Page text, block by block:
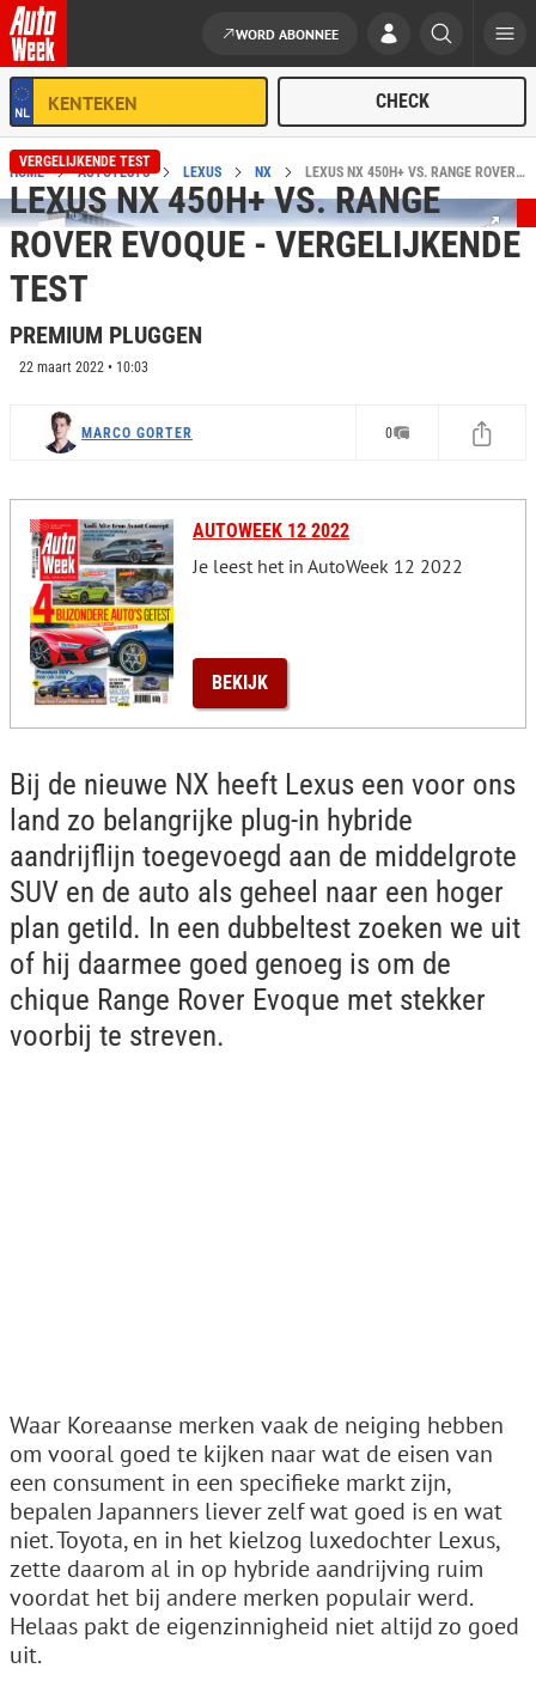
Ga naar de inhoud
WORD ABONNEE
HOME AUTOTESTS LEXUS NX LEXUS NX 450H+ VS. RANGE ROVER EVOQUE - VERGELIJKENDE TEST
VERGELIJKENDE TEST
LEXUS NX 450H+ VS. RANGE
ROVER EVOQUE - VERGELIJKENDE
TEST
PREMIUM PLUGGEN
22 maart 2022 • 10:03
MARCO GORTER 0
AUTOWEEK 12 2022
Je leest het in AutoWeek 12 2022
BEKIJK
Bij de nieuwe NX heeft Lexus een voor ons
land zo belangrijke plug-in hybride
aandrijflijn toegevoegd aan de middelgrote
SUV en de auto als geheel naar een hoger
plan getild. In een dubbeltest zoeken we uit
of hij daarmee goed genoeg is om de
chique Range Rover Evoque met stekker
voorbij te streven.
Waar Koreaanse merken vaak de neiging hebben
om vooral goed te kijken naar wat de eisen van
een consument in een specifieke markt zijn,
bepalen Japanners liever zelf wat goed is en wat
niet. Toyota, en in het kielzog luxedochter Lexus,
zette daarom al in op hybride aandrijving ruim
voordat het bij andere merken populair werd.
Helaas pakt de eigenzinnigheid niet altijd zo goed
uit.